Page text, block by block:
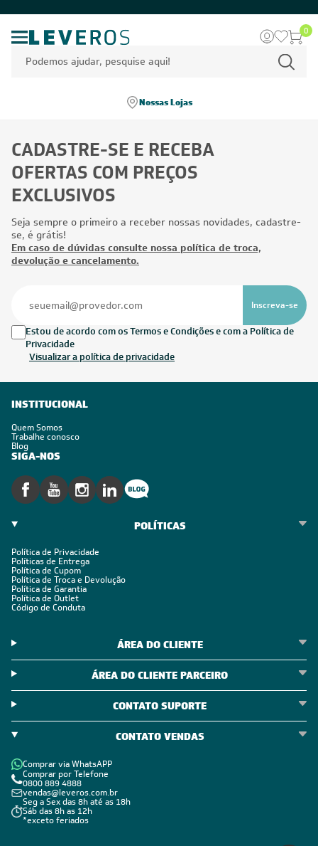
0
Nossas Lojas
CADASTRE-SE E RECEBA
OFERTAS COM PREÇOS
EXCLUSIVOS
Seja sempre o primeiro a receber nossas novidades, cadastre-
se, é grátis!
Em caso de dúvidas consulte nossa política de troca,
devolução e cancelamento.
Inscreva-se
Estou de acordo com os Termos e Condições e com a Política de
Privacidade
Visualizar a política de privacidade
INSTITUCIONAL
Quem Somos
Trabalhe conosco
Blog
SIGA-NOS
POLÍTICAS
Política de Privacidade
Políticas de Entrega
Política de Cupom
Política de Troca e Devolução
Política de Garantia
Política de Outlet
Código de Conduta
ÁREA DO CLIENTE
ÁREA DO CLIENTE PARCEIRO
CONTATO SUPORTE
CONTATO VENDAS
Comprar via WhatsAPP
Comprar por Telefone
0800 889 4888
vendas@leveros.com.br
Seg a Sex das 8h até as 18h
Sáb das 8h as 12h
*exceto feriados